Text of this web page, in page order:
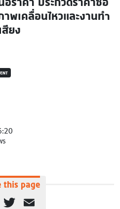
พเคลื่อนไหวและงานทำ
สียง
this page
Facebook
Twitter